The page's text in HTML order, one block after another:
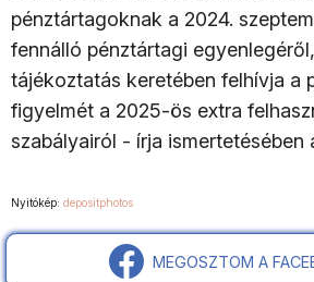
pénztártagoknak a 2024.
fennálló pénztártagi
tájékoztatás keretében felhívja a
figyelmét a 2025-ös extra
szabályairól - írja ismertetésében
Nyitókép: depositphotos
MEGOSZTOM A